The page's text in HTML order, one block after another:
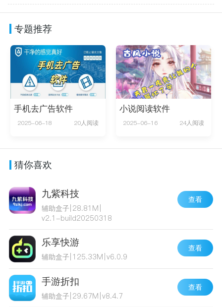
专题推荐
手机去广告软件
2025-06-18 20人阅读
小说阅读软件
2025-06-16 24人阅读
猜你喜欢
九紫科技
辅助盒子 28.81M
v2.1-build20250318
查看
乐享快游
辅助盒子 125.33M v6.0.9
查看
手游折扣
辅助盒子 29.67M v8.4.7
查看